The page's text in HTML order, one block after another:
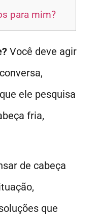
para mim?
Você deve agir
ele pesquisa
fria,
de cabeça
que